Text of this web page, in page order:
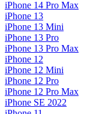
iPhone 14 Pro Max
iPhone 13
iPhone 13 Mini
iPhone 13 Pro
iPhone 13 Pro Max
iPhone 12
iPhone 12 Mini
iPhone 12 Pro
iPhone 12 Pro Max
iPhone SE 2022